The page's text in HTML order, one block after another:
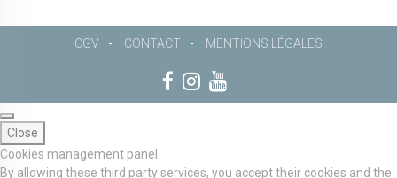
CGV CONTACT MENTIONS LÉGALES
Close
Cookies management panel
By allowing these third party services, you accept their cookies and the